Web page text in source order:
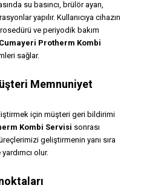
su basıncı, brülör ayarı,
yapılır. Kullanıcıya cihazın
ve periyodik bakım
Cumayeri Protherm Kombi
sağlar.
Memnuniyet
için müşteri geri bildirimi
Kombi Servisi sonrası
geliştirmenin yanı sıra
olur.